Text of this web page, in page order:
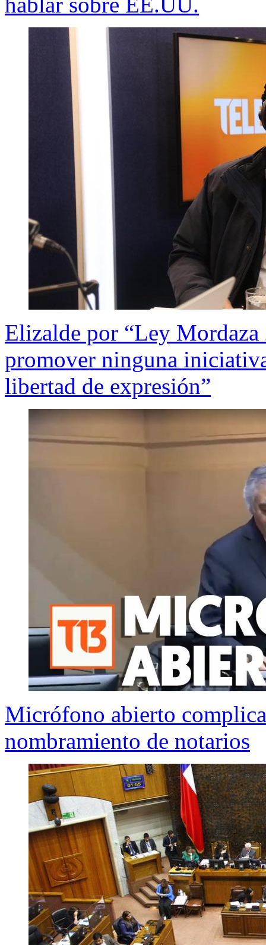
Elizalde por “Ley
promover ninguna
libertad de expresión”
Micrófono abierto
nombramiento de notarios